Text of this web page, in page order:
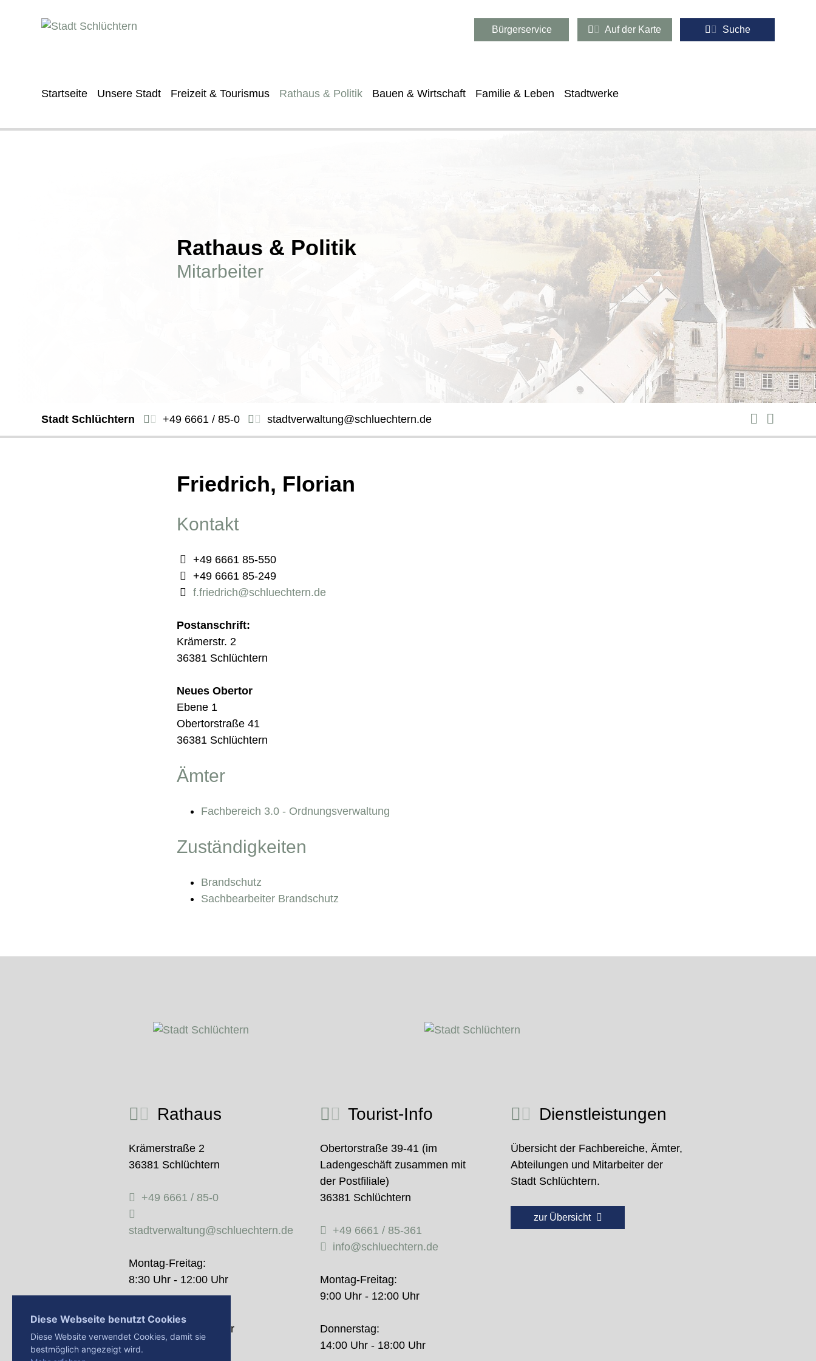
Bürgerservice Auf der Karte Suche
Startseite Unsere Stadt Freizeit & Tourismus Rathaus & Politik Bauen & Wirtschaft Familie & Leben Stadtwerke
Rathaus & Politik
Mitarbeiter
Stadt Schlüchtern +49 6661 / 85-0 stadtverwaltung@schluechtern.de
Friedrich, Florian
Kontakt
+49 6661 85-550
+49 6661 85-249
f.friedrich@schluechtern.de
Postanschrift:
Krämerstr. 2
36381 Schlüchtern
Neues Obertor
Ebene 1
Obertorstraße 41
36381 Schlüchtern
Ämter
Fachbereich 3.0 - Ordnungsverwaltung
Zuständigkeiten
Brandschutz
Sachbearbeiter Brandschutz
Rathaus
Krämerstraße 2
36381 Schlüchtern
+49 6661 / 85-0
stadtverwaltung@schluechtern.de
Montag-Freitag:
8:30 Uhr - 12:00 Uhr
Donnerstag:
14:00 Uhr - 18:00 Uhr
Tourist-Info
Obertorstraße 39-41 (im
Ladengeschäft zusammen mit
der Postfiliale)
36381 Schlüchtern
+49 6661 / 85-361
info@schluechtern.de
Montag-Freitag:
9:00 Uhr - 12:00 Uhr
Donnerstag:
14:00 Uhr - 18:00 Uhr
Dienstleistungen
Übersicht der Fachbereiche, Ämter,
Abteilungen und Mitarbeiter der
Stadt Schlüchtern.
zur Übersicht
Diese Webseite benutzt Cookies
Diese Website verwendet Cookies, damit sie
bestmöglich angezeigt wird.